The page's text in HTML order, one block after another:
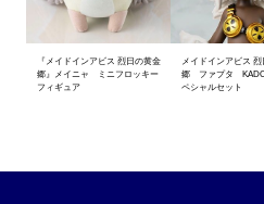
『メイドインアビス 烈日の黄金
郷』メイニャ ミニフロッキー
フィギュア
メイドインアビス
郷 ファプタ
ペシャルセット